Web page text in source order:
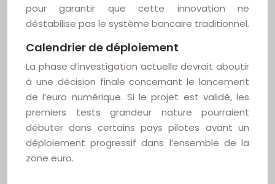
pour garantir que cette innovation ne
déstabilise pas le système bancaire traditionnel.
Calendrier de déploiement
La phase d’investigation actuelle devrait aboutir
à une décision finale concernant le lancement
de l’euro numérique. Si le projet est validé, les
premiers tests grandeur nature pourraient
débuter dans certains pays pilotes avant un
déploiement progressif dans l’ensemble de la
zone euro.